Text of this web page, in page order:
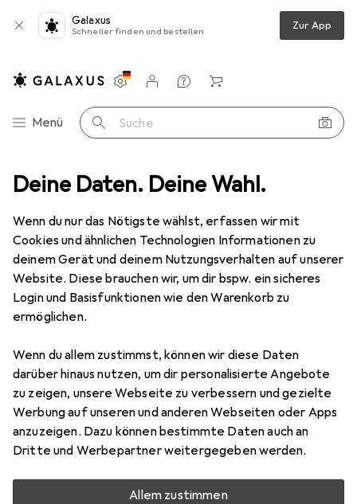
Deine Daten. Deine Wahl.
Wenn du nur das Nötigste wählst, erfassen wir mit
Cookies und ähnlichen Technologien Informationen zu
deinem Gerät und deinem Nutzungsverhalten auf unserer
Website. Diese brauchen wir, um dir bspw. ein sicheres
Login und Basisfunktionen wie den Warenkorb zu
ermöglichen.
Wenn du allem zustimmst, können wir diese Daten
darüber hinaus nutzen, um dir personalisierte Angebote
zu zeigen, unsere Webseite zu verbessern und gezielte
Werbung auf unseren und anderen Webseiten oder Apps
anzuzeigen. Dazu können bestimmte Daten auch an
Dritte und Werbepartner weitergegeben werden.
Allem zustimmen
Galaxus
Schneller finden und bestellen Zur App
Navigation nach Kategorien
Menü Suche
Einstellungen
Kundenkonto
Vergleichslisten
Merklisten
Warenkorb
Akku Jeti LiPo Pack model Empfängerakku Power Ion 5200 2S2P
Jeti LiPo Pack model Empfängerakku
Power Ion 5200 2S2P
5200 mAh, 7.40 V
3
Marke
Mehr von Jeti
Aktuell nicht lieferbar